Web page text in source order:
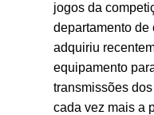
jogos da
departamento de
adquiriu
equipamento
transmissões
cada vez mais a